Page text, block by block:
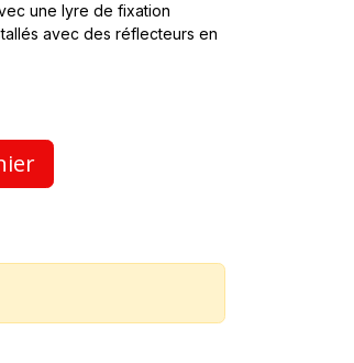
une lyre de fixation
avec des réflecteurs en